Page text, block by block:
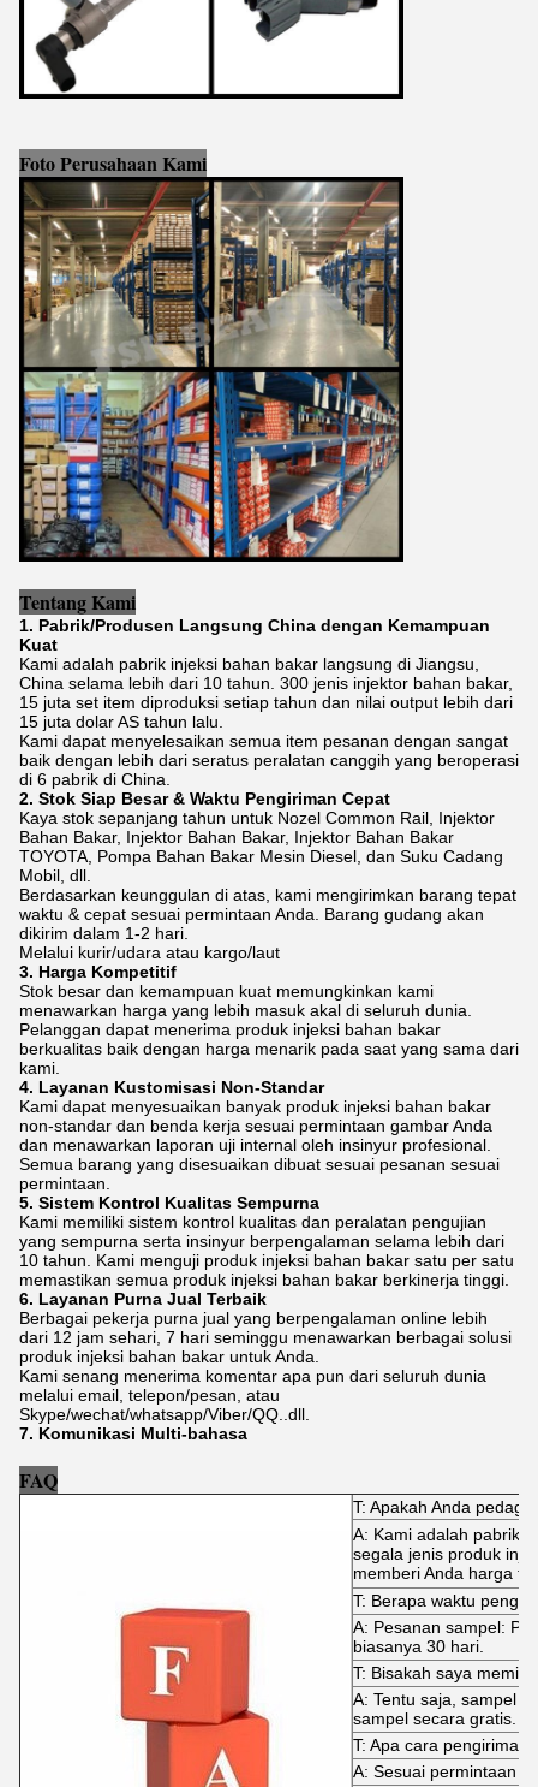
Foto Perusahaan Kami
Tentang Kami
1. Pabrik/Produsen Langsung China dengan Kemampuan
Kuat
Kami adalah pabrik injeksi bahan bakar langsung di Jiangsu,
China selama lebih dari 10 tahun. 300 jenis injektor bahan bakar,
15 juta set item diproduksi setiap tahun dan nilai output lebih dari
15 juta dolar AS tahun lalu.
Kami dapat menyelesaikan semua item pesanan dengan sangat
baik dengan lebih dari seratus peralatan canggih yang beroperasi
di 6 pabrik di China.
2. Stok Siap Besar & Waktu Pengiriman Cepat
Kaya stok sepanjang tahun untuk Nozel Common Rail, Injektor
Bahan Bakar, Injektor Bahan Bakar, Injektor Bahan Bakar
TOYOTA, Pompa Bahan Bakar Mesin Diesel, dan Suku Cadang
Mobil, dll.
Berdasarkan keunggulan di atas, kami mengirimkan barang tepat
waktu & cepat sesuai permintaan Anda. Barang gudang akan
dikirim dalam 1-2 hari.
Melalui kurir/udara atau kargo/laut
3. Harga Kompetitif
Stok besar dan kemampuan kuat memungkinkan kami
menawarkan harga yang lebih masuk akal di seluruh dunia.
Pelanggan dapat menerima produk injeksi bahan bakar
berkualitas baik dengan harga menarik pada saat yang sama dari
kami.
4. Layanan Kustomisasi Non-Standar
Kami dapat menyesuaikan banyak produk injeksi bahan bakar
non-standar dan benda kerja sesuai permintaan gambar Anda
dan menawarkan laporan uji internal oleh insinyur profesional.
Semua barang yang disesuaikan dibuat sesuai pesanan sesuai
permintaan.
5. Sistem Kontrol Kualitas Sempurna
Kami memiliki sistem kontrol kualitas dan peralatan pengujian
yang sempurna serta insinyur berpengalaman selama lebih dari
10 tahun. Kami menguji produk injeksi bahan bakar satu per satu
memastikan semua produk injeksi bahan bakar berkinerja tinggi.
6. Layanan Purna Jual Terbaik
Berbagai pekerja purna jual yang berpengalaman online lebih
dari 12 jam sehari, 7 hari seminggu menawarkan berbagai solusi
produk injeksi bahan bakar untuk Anda.
Kami senang menerima komentar apa pun dari seluruh dunia
melalui email, telepon/pesan, atau
Skype/wechat/whatsapp/Viber/QQ..dll.
7. Komunikasi Multi-bahasa
FAQ
T: Apakah Anda
A: Kami adalah pabrik
segala jenis produk
memberi Anda harga
T: Berapa waktu
A: Pesanan sampel:
biasanya 30 hari.
T: Bisakah saya
A: Tentu saja, sampel
sampel secara gratis.
T: Apa cara
A: Sesuai permintaan